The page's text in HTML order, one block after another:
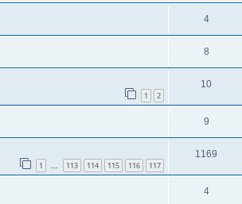
4
8
1 2
10
9
1 ... 113 114 115 116 117
1169
4